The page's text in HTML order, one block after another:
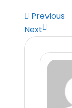
Previous
Next